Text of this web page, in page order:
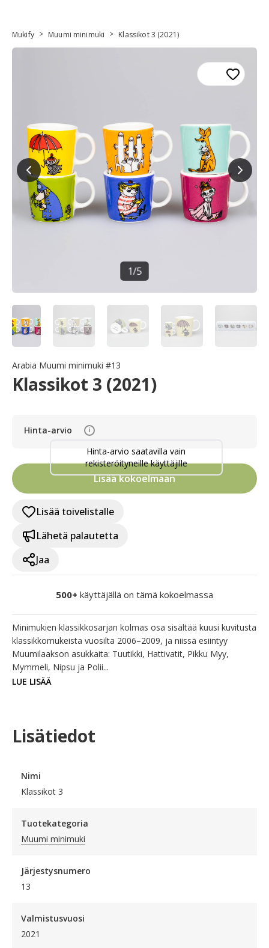
Mukify > Muumi minimuki > Klassikot 3 (2021)
1/5
Arabia Muumi minimuki #13
Klassikot 3 (2021)
Hinta-arvio i
Hinta-arvio saatavilla vain
rekisteröityneille käyttäjille
Lisää kokoelmaan
Lisää toivelistalle
Lähetä palautetta
Jaa
500+ käyttäjällä on tämä kokoelmassa
Minimukien klassikkosarjan kolmas osa sisältää kuusi kuvitusta
klassikkomukeista vuosilta 2006–2009, ja niissä esiintyy
Muumilaakson asukkaita: Tuutikki, Hattivatit, Pikku Myy,
Mymmeli, Nipsu ja Polii...
LUE LISÄÄ
Lisätiedot
Nimi
Klassikot 3
Tuotekategoria
Muumi minimuki
Järjestysnumero
13
Valmistusvuosi
2021